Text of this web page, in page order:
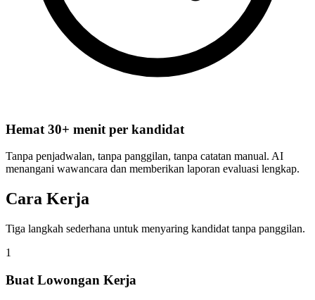
Hemat 30+ menit per kandidat
Tanpa penjadwalan, tanpa panggilan, tanpa catatan manual. AI
menangani wawancara dan memberikan laporan evaluasi lengkap.
Cara Kerja
Tiga langkah sederhana untuk menyaring kandidat tanpa panggilan.
1
Buat Lowongan Kerja